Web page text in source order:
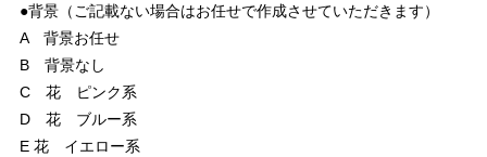
●背景（ご記載ない場合はお任せで作成させていただきます）
A 背景お任せ
B 背景なし
C 花 ピンク系
D 花 ブルー系
E 花 イエロー系